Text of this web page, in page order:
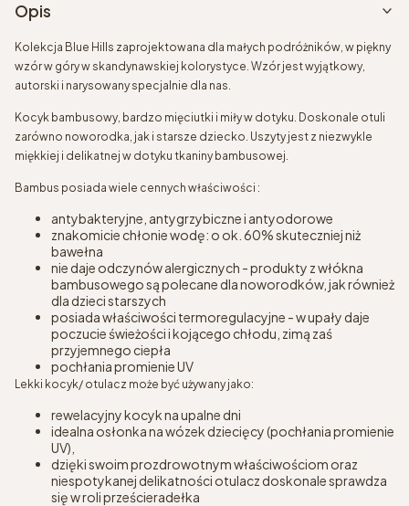
Opis
Kolekcja Blue Hills zaprojektowana dla małych podróżników, w piękny
wzór w góry w skandynawskiej kolorystyce. Wzór jest wyjątkowy,
autorski i narysowany specjalnie dla nas.
Kocyk bambusowy, bardzo mięciutki i miły w dotyku. Doskonale otuli
zarówno noworodka, jak i starsze dziecko. Uszyty jest z niezwykle
miękkiej i delikatnej w dotyku tkaniny bambusowej.
Bambus posiada wiele cennych właściwości :
antybakteryjne, antygrzybiczne i antyodorowe
znakomicie chłonie wodę: o ok. 60% skuteczniej niż
bawełna
nie daje odczynów alergicznych - produkty z włókna
bambusowego są polecane dla noworodków, jak również
dla dzieci starszych
posiada właściwości termoregulacyjne - w upały daje
poczucie świeżości i kojącego chłodu, zimą zaś
przyjemnego ciepła
pochłania promienie UV
Lekki kocyk/ otulacz może być używany jako:
rewelacyjny kocyk na upalne dni
idealna osłonka na wózek dziecięcy (pochłania promienie
UV),
dzięki swoim prozdrowotnym właściwościom oraz
niespotykanej delikatności otulacz doskonale sprawdza
się w roli prześcieradełka